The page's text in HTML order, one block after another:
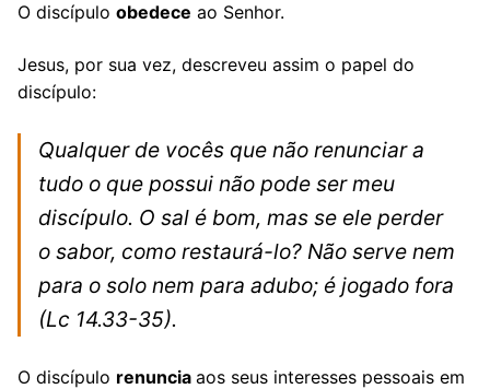
O discípulo obedece ao Senhor.
Jesus, por sua vez, descreveu assim o papel do
discípulo:
Qualquer de vocês que não renunciar a
tudo o que possui não pode ser meu
discípulo. O sal é bom, mas se ele perder
o sabor, como restaurá-lo? Não serve nem
para o solo nem para adubo; é jogado fora
(Lc 14.33-35).
O discípulo renuncia aos seus interesses pessoais em